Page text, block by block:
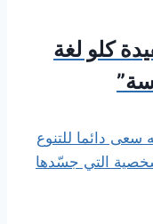
كلو لغة
سعى دائما للتنوع
التي جسّدها